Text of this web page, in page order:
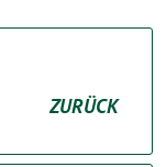
ZURÜCK